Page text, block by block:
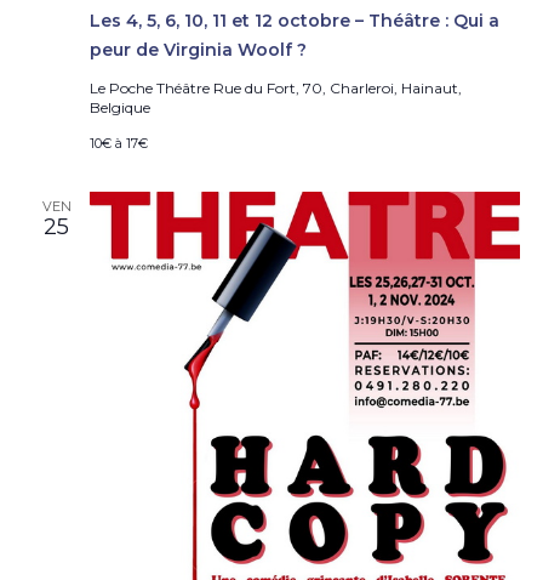
Les 4, 5, 6, 10, 11 et 12 octobre – Théâtre : Qui a
peur de Virginia Woolf ?
Le Poche Théâtre Rue du Fort, 70, Charleroi, Hainaut,
Belgique
10€ à 17€
VEN
25